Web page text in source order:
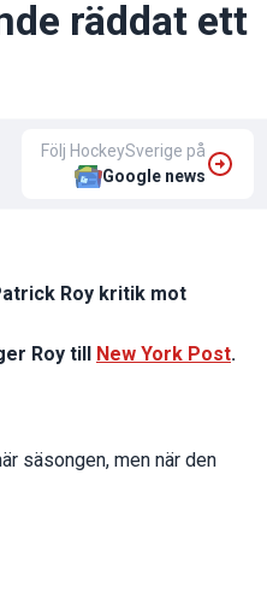
räddat ett
Följ HockeySverige på
Google news
Roy kritik mot
Roy till
New York Post.
säsongen, men när den